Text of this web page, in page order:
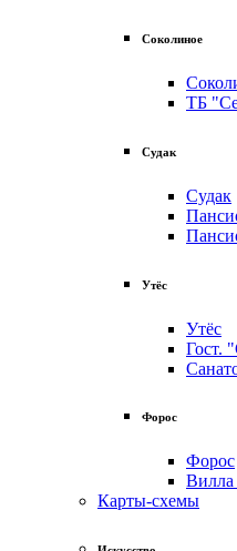
Соколиное
ТБ
Судак
Судак
Утёс
Утёс
Гост.
Форос
Форос
Карты-схемы